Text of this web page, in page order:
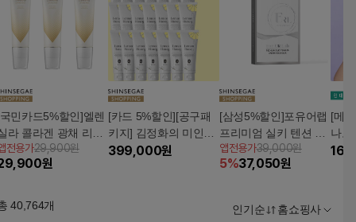
민카드5%할인]엘렌
라 콜라겐 광채 리프
팩 3개
전용가29,900원
원
[카드 5%할인][공구패
키지] 김정화의 미인랩
레몬마누카팩 세트 (대
399,000원
[삼성5%할인]포유어랩
프리미엄 실키 텐션 크
림 넥마스크 (1박스 / 5
매)
앱전용가39,000원
5%37,050원
[메
나노
매)
40,764개 인기순 홈쇼핑사